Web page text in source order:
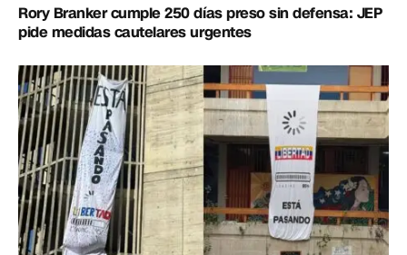
Rory Branker cumple 250 días preso sin defensa: JEP
pide medidas cautelares urgentes